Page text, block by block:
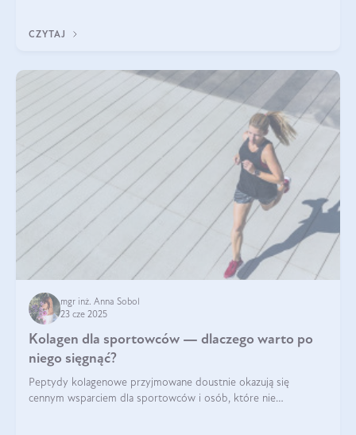
CZYTAJ
mgr inż. Anna Sobol
23 cze 2025
Kolagen dla sportowców — dlaczego warto po
niego sięgnąć?
Peptydy kolagenowe przyjmowane doustnie okazują się
cennym wsparciem dla sportowców i osób, które nie